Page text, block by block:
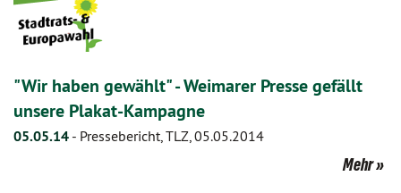
"Wir haben gewählt" - Weimarer Presse gefällt
unsere Plakat-Kampagne
05.05.14 - Pressebericht, TLZ, 05.05.2014
Mehr